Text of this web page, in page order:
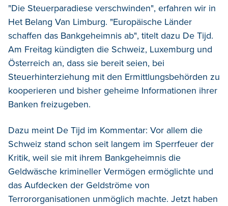
"Die Steuerparadiese verschwinden", erfahren wir in
Het Belang Van Limburg. "Europäische Länder
schaffen das Bankgeheimnis ab", titelt dazu De Tijd.
Am Freitag kündigten die Schweiz, Luxemburg und
Österreich an, dass sie bereit seien, bei
Steuerhinterziehung mit den Ermittlungsbehörden zu
kooperieren und bisher geheime Informationen ihrer
Banken freizugeben.
Dazu meint De Tijd im Kommentar: Vor allem die
Schweiz stand schon seit langem im Sperrfeuer der
Kritik, weil sie mit ihrem Bankgeheimnis die
Geldwäsche krimineller Vermögen ermöglichte und
das Aufdecken der Geldströme von
Terrororganisationen unmöglich machte. Jetzt haben